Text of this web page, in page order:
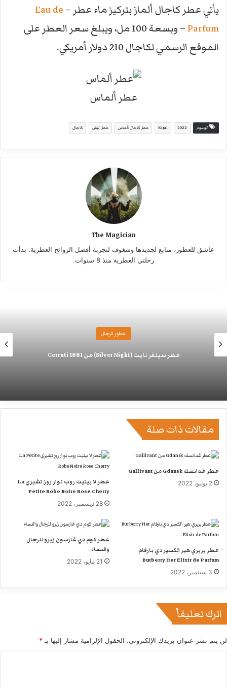
يأتي عطر كاجال ألماز بتركيز ماء عطر – Eau de
Parfum
– وبسعة 100 مل، ويبلغ سعر العطر على
الموقع الرسمي لكاجال 210 دولار أمريكي.
عطر ألماس
الوسوم 2022
Kajal عطر كاجال ألماس عطر نيش كاجال
The Magician
عاشق للعطور، متابع لجديدها وشغوف لتجربة أفضل الروائح العطرية. بدأت
رحلتي العطرية منذ 8 سنوات.
عطر بومبشيل ماجيك Bombshell Magic من فيكتوريا سيكرت
مقالات ذات صلة
عطر غدانسك Gdansk من Gallivant
2 يونيو، 2022
عطر لا بيتيت روب نوار روز تشيري La
Petite Robe Noire Rose Cherry
28 ديسمبر، 2022
عطر بربري هير الكسير دي بارفام
Burberry Her Elixir de Parfum
3 سبتمبر، 2022
عطر كوم دي غارسون زيرو للرجال
والنساء
21 مايو، 2022
اترك تعليقاً
لن يتم نشر عنوان بريدك الإلكتروني. الحقول الإلزامية مشار إليها بـ *